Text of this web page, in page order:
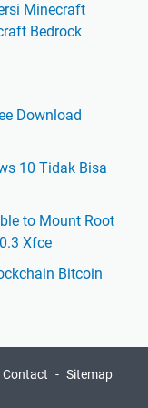
Minecraft
Bedrock
Download
10 Tidak Bisa
to Mount Root
Xfce
Bitcoin
Contact Sitemap